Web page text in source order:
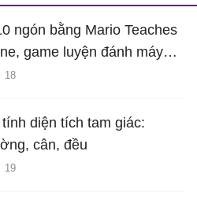
ngón bằng Mario Teaches
game luyện đánh máy
18
diện tích tam giác:
cân, đều
19